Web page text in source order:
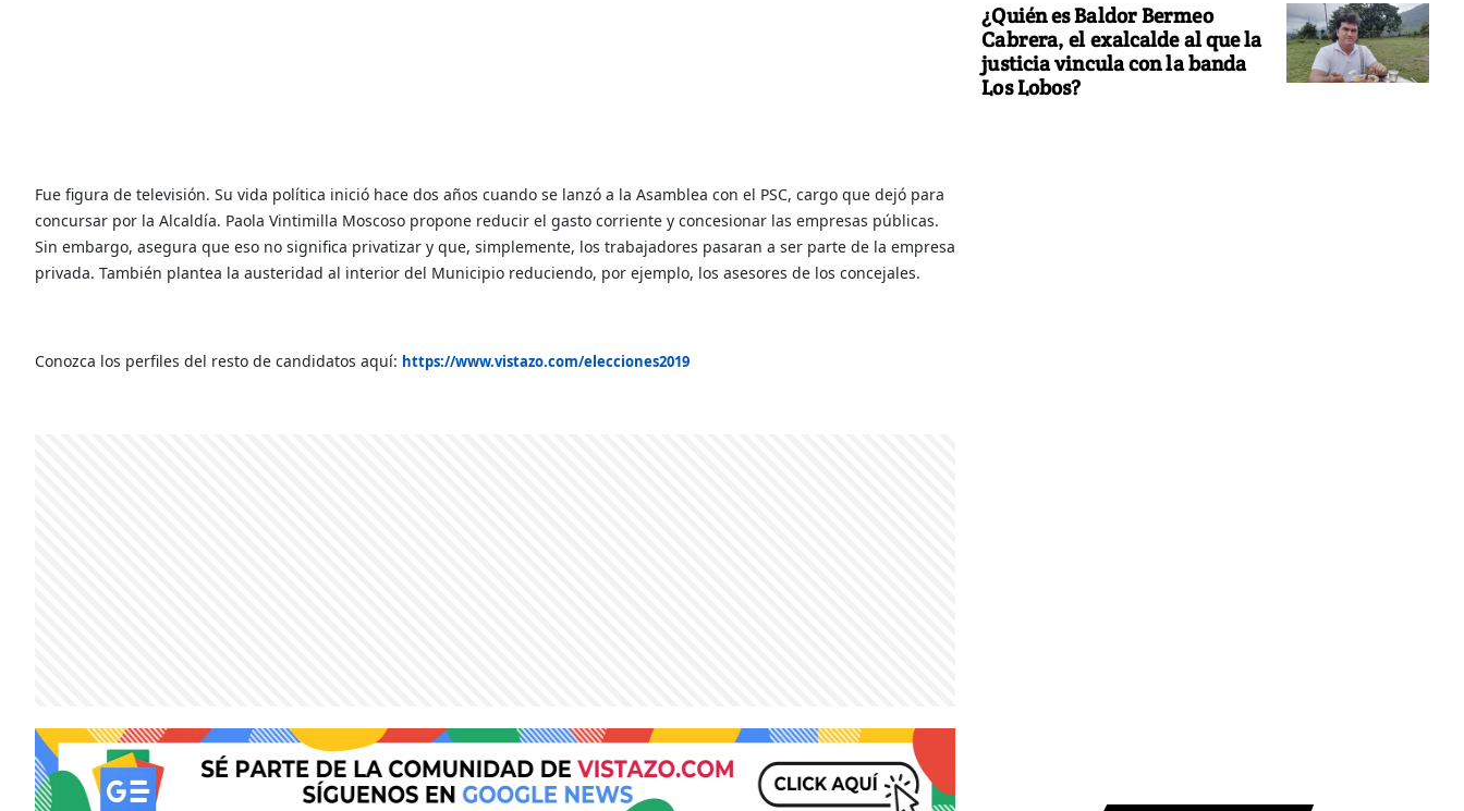
Fue figura de televisión. Su vida política inició hace dos años cuando se lanzó a la Asamblea con el PSC, cargo que dejó para
concursar por la Alcaldía. Paola Vintimilla Moscoso propone reducir el gasto corriente y concesionar las empresas públicas.
Sin embargo, asegura que eso no significa privatizar y que, simplemente, los trabajadores pasaran a ser parte de la empresa
privada. También plantea la austeridad al interior del Municipio reduciendo, por ejemplo, los asesores de los concejales.
Conozca los perfiles del resto de candidatos aquí: https://www.vistazo.com/elecciones2019
¿Quién es Baldor Bermeo
Cabrera, el exalcalde al que la
justicia vincula con la banda
Los Lobos?